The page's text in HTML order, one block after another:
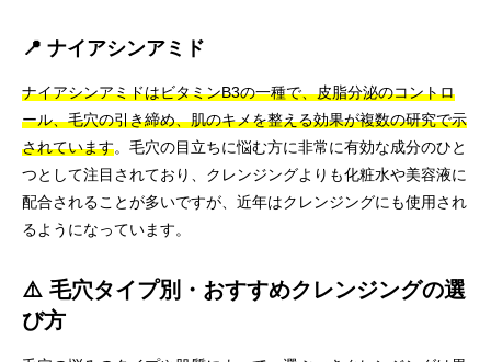
📍 ナイアシンアミド
ナイアシンアミドはビタミンB3の一種で、皮脂分泌のコントロ
ール、毛穴の引き締め、肌のキメを整える効果が複数の研究で示
されています。毛穴の目立ちに悩む方に非常に有効な成分のひと
つとして注目されており、クレンジングよりも化粧水や美容液に
配合されることが多いですが、近年はクレンジングにも使用され
るようになっています。
⚠️ 毛穴タイプ別・おすすめクレンジングの選
び方